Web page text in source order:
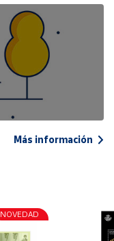
Más información
NOVEDAD